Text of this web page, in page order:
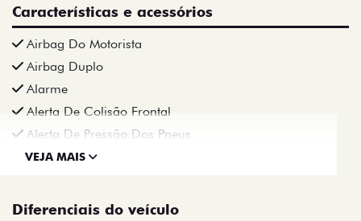
Características e acessórios
Airbag Do Motorista
Airbag Duplo
Alarme
Alerta De Colisão Frontal
Alerta De Pressão Dos Pneus
VEJA MAIS
Diferenciais do veículo